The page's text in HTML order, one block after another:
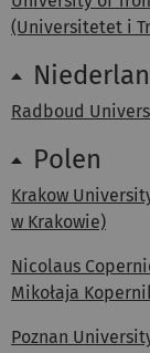
(Universitetet i
Radboud
Polen
Krakow
w Krakowie)
Nicolaus
Mikołaja
Poznan